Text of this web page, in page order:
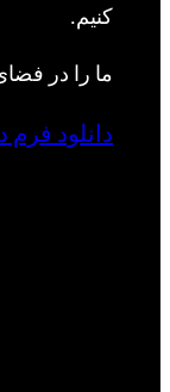
کنیم.
ما را در
دانلود